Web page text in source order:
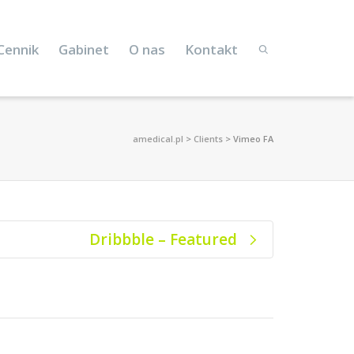
Gabinet O nas Kontakt
amedical.pl > Clients > Vimeo FA
Dribbble – Featured